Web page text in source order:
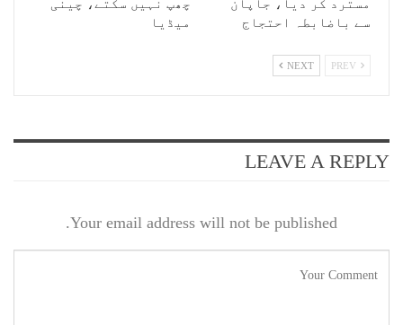
مسترد کر دیا، جاپان
سے باضابطہ احتجاج
چھپ نہیں سکتے، چینی
میڈیا
NEXT
LEAVE A REPLY
Your email address will not be published.